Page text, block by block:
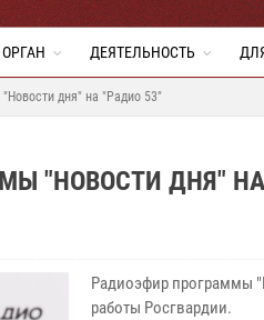
ДЕЯТЕЛЬНОСТЬ
дня" на "Радио 53"
"НОВОСТИ ДНЯ"
Радиоэфир программы
работы Росгвардии.